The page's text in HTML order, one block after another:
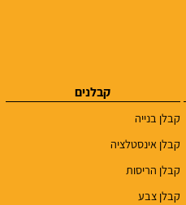
קבלנים
קבלן בנייה
קבלן אינסטלציה
קבלן הריסות
קבלן צבע